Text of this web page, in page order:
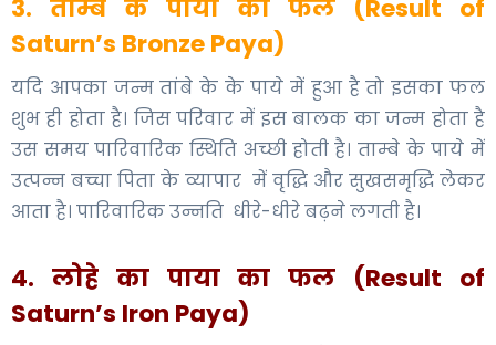
3. ताम्बे के पाया का फल (Result of
Saturn’s Bronze Paya)
यदि आपका जन्म तांबे के के पाये में हुआ है तो इसका फल
शुभ ही होता है। जिस परिवार में इस बालक का जन्म होता है
उस समय पारिवारिक स्थिति अच्छी होती है। ताम्बे के पाये में
उत्पन्न बच्चा पिता के व्यापार में वृद्धि और सुखसमृद्धि लेकर
आता है। पारिवारिक उन्नति धीरे-धीरे बढ़ने लगती है।
4. लोहे का पाया का फल (Result of
Saturn’s Iron Paya)